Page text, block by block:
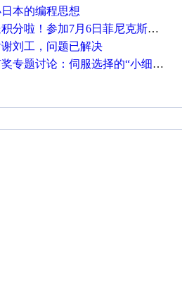
本的编程思想
分啦！参加7月6日菲尼克斯在线研讨会即得
刘工，问题已解决
专题讨论：伺服选择的“小细节大学问”奖励公告